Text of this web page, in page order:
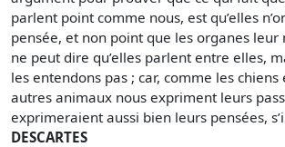
parlent point comme nous, est qu’elles
pensée, et non point que les organes leur
ne peut dire qu’elles parlent entre elles,
les entendons pas ; car, comme les
autres animaux nous expriment leurs
exprimeraient aussi bien leurs pensées,
DESCARTES